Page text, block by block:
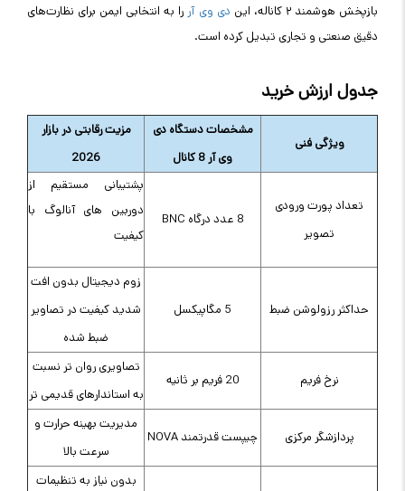
بازپخش هوشمند ۲ کاناله، این
دی وی آر را به انتخابی ایمن برای نظارت‌های
دقیق صنعتی و تجاری تبدیل کرده است.
جدول ارزش خرید
ویژگی فنی
مشخصات دستگاهدی
وی آر 8 کانال
مزیت رقابتی در بازار
2026
تعداد پورت ورودی
تصویر
8 عدد درگاه BNC
پشتیبانی مستقیم از
دوربین های آنالوگ با
کیفیت
حداکثر رزولوشن ضبط 5 مگاپیکسل
زوم دیجیتال بدون افت
شدید کیفیت در تصاویر
ضبط شده
نرخ فریم 20 فریم بر ثانیه
تصاویری روان تر نسبت
به استاندارهای قدیمی تر
پردازشگر مرکزی چیپست قدرتمند NOVA
مدیریت بهینه حرارت و
سرعت بالا
بدون نیاز به تنظیمات